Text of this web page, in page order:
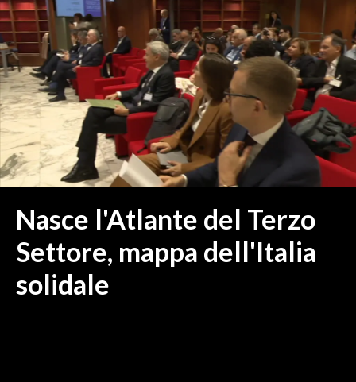
PROVINCIA DI CAGLIARI
SULCIS IGLESIENTE
MEDIO CAMPIDANO
ORISTANO E PROVINCIA
SASSARI E PROVINCIA
GALLURA
NUORO E PROVINCIA
OGLIASTRA
ITALIA
MONDO
Nasce l'Atlante del Terzo
Settore, mappa dell'Italia
solidale